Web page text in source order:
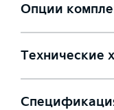
Опции
Технические